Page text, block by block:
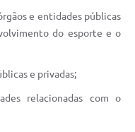
e entidades públicas
do esporte e o
e privadas;
relacionadas com o